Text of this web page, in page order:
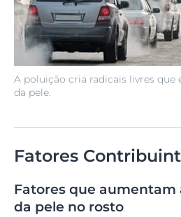
A poluição cria radicais livres que
da pele.
Fatores
Fatores que aumentam
da pele no rosto